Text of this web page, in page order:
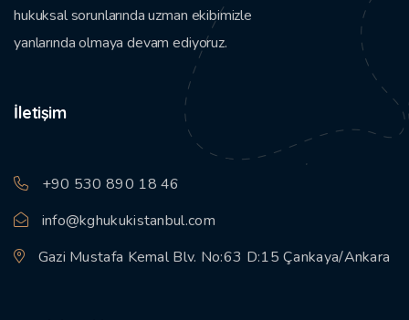
hukuksal sorunlarında uzman ekibimizle
yanlarında olmaya devam ediyoruz.
İletişim
+90 530 890 18 46
info@kghukukistanbul.com
Gazi Mustafa Kemal Blv. No:63 D:15 Çankaya/Ankara